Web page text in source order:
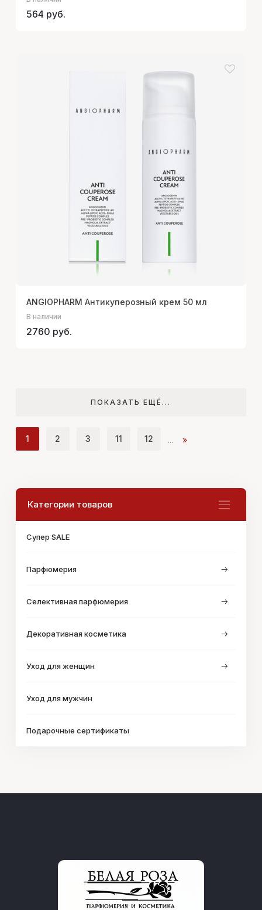
564 руб.
ANGIOPHARM Антикуперозный крем 50 мл
В наличии
2760 руб.
ПОКАЗАТЬ ЕЩЁ...
1 2 3 ...
11 12 »
Категории товаров
Супер SALE
Парфюмерия
Селективная парфюмерия
Декоративная косметика
Уход для женщин
Уход для мужчин
Подарочные сертификаты